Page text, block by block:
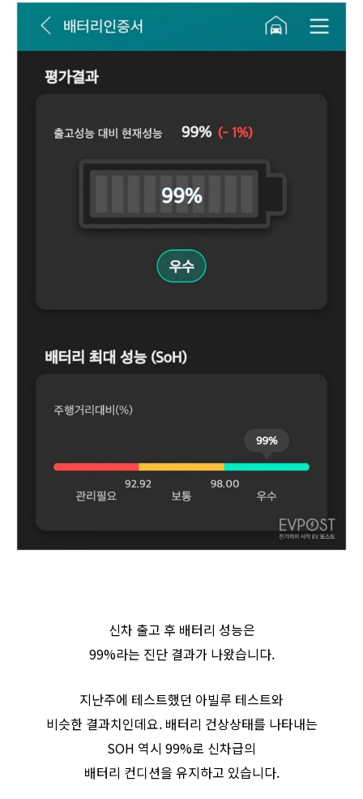
신차 출고 후 배터리 성능은
99%라는 진단 결과가 나왔습니다.
지난주에 테스트했던 아빌루 테스트와
비슷한 결과치인데요. 배터리 건상상태를 나타내는
SOH 역시 99%로 신차급의
배터리 컨디션을 유지하고 있습니다.